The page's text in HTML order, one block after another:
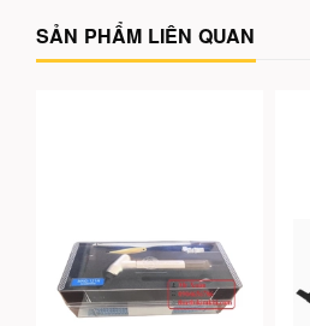
SẢN PHẨM LIÊN QUAN